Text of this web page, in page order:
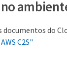
do
C2S"